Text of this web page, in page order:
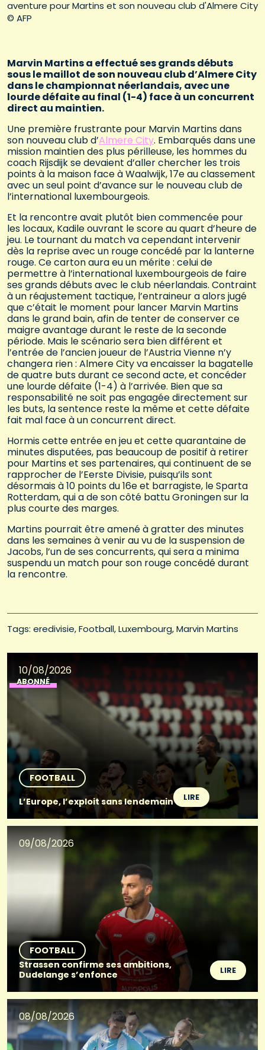
aventure pour Martins et son nouveau club d'Almere City
© AFP
Marvin Martins a effectué ses grands débuts
sous le maillot de son nouveau club d’Almere City
dans le championnat néerlandais, avec une
lourde défaite au final (1-4) face à un concurrent
direct au maintien.
Une première frustrante pour Marvin Martins dans
son nouveau club d’Almere City. Embarqués dans une
mission maintien des plus périlleuse, les hommes du
coach Rijsdijk se devaient d’aller chercher les trois
points à la maison face à Waalwijk, 17e au classement
avec un seul point d’avance sur le nouveau club de
l’international luxembourgeois.
Et la rencontre avait plutôt bien commencée pour
les locaux, Kadile ouvrant le score au quart d’heure de
jeu. Le tournant du match va cependant intervenir
dès la reprise avec un rouge concédé par la lanterne
rouge. Ce carton aura eu un mérite : celui de
permettre à l’international luxembourgeois de faire
ses grands débuts avec le club néerlandais. Contraint
à un réajustement tactique, l’entraineur a alors jugé
que c’était le moment pour lancer Marvin Martins
dans le grand bain, afin de tenter de conserver ce
maigre avantage durant le reste de la seconde
période. Mais le scénario sera bien différent et
l’entrée de l’ancien joueur de l’Austria Vienne n’y
changera rien : Almere City va encaisser la bagatelle
de quatre buts durant ce second acte, et concéder
une lourde défaite (1-4) à l’arrivée. Bien que sa
responsabilité ne soit pas engagée directement sur
les buts, la sentence reste la même et cette défaite
fait mal face à un concurrent direct.
Hormis cette entrée en jeu et cette quarantaine de
minutes disputées, pas beaucoup de positif à retirer
pour Martins et ses partenaires, qui continuent de se
rapprocher de l’Eerste Divisie, puisqu’ils sont
désormais à 10 points du 16e et barragiste, le Sparta
Rotterdam, qui a de son côté battu Groningen sur la
plus courte des marges.
Martins pourrait être amené à gratter des minutes
dans les semaines à venir au vu de la suspension de
Jacobs, l’un de ses concurrents, qui sera a minima
suspendu un match pour son rouge concédé durant
la rencontre.
Tags: eredivisie Football Luxembourg Marvin Martins
10/08/2026
ABONNÉ
FOOTBALL
L’Europe, l’exploit sans lendemain
LIRE
09/08/2026
FOOTBALL
Strassen confirme ses ambitions,
Dudelange s’enfonce
LIRE
08/08/2026